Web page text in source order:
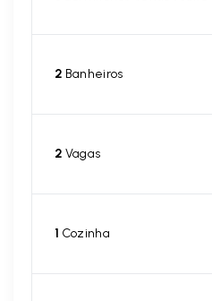
2 Banheiros
2 Vagas
1 Cozinha